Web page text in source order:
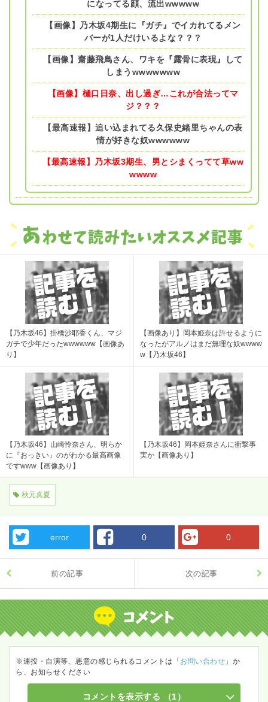
になってる顔、流出wwwww
【画像】乃木坂4期生に『ガチ』でイカれてるメン
バーが1人だけいるよな？？？
【画像】齋藤飛鳥さん、ワキを『露骨に表現』して
しまうwwwwwww
【画像】樋口日奈、出し過ぎ…これが合法ってマ
ジ？？？
【最高速報】追い込まれてる久保史緒里ちゃんの表
情が好きな奴wwwwww
【最高速報】乃木坂3期生、男とシまくってて草ww
wwww
【乃木坂46】掛橋沙耶香くん、マジ
ガチで少年だったwwwwww【画像あ
り】
【画像あり】岡本姫奈は許せるように
なったがアルノはまだ無理な奴wwww
w【乃木坂46】
【乃木坂46】山崎怜奈さん、明らか
に『おっきい』のがわかる最高画像
ですwww【画像あり】
【乃木坂46】岡本姫奈さんに衝撃事
実か【画像あり】
秋元真夏
error 0 0
前の記事 次の記事
※連投・自演等、悪意の感じられるコメントは「お問い合わせ 」か
ら、お知らせください
コメントを表示する （1）